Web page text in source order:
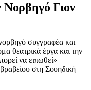
Νορβηγό Γιον
συγγραφέα και
θεατρικά έργα και την
να ειπωθεί»
στη Σουηδική